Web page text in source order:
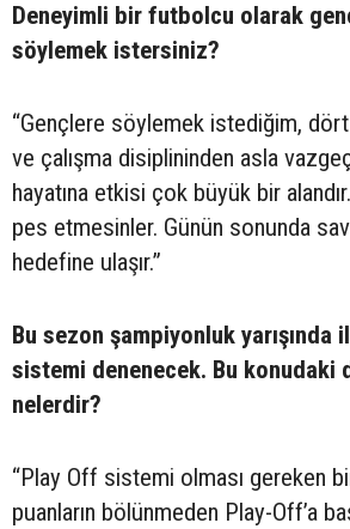
Deneyimli bir futbolcu olarak
söylemek istersiniz?
“Gençlere söylemek istediğim, dört
ve çalışma disiplininden asla
hayatına etkisi çok büyük bir
pes etmesinler. Günün sonunda
hedefine ulaşır.”
Bu sezon şampiyonluk yarışında
sistemi denenecek. Bu konudaki
nelerdir?
“Play Off sistemi olması gereken
puanların bölünmeden Play-Off’a